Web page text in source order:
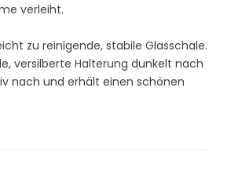
verleiht.
zu reinigende, stabile Glasschale.
versilberte Halterung dunkelt nach
nach und erhält einen schönen